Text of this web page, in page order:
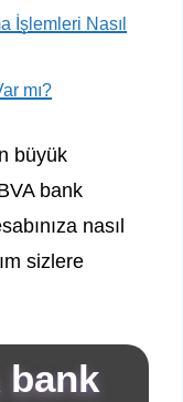
İşlemleri Nasıl
mı?
büyük
bank
nasıl
sizlere
bank